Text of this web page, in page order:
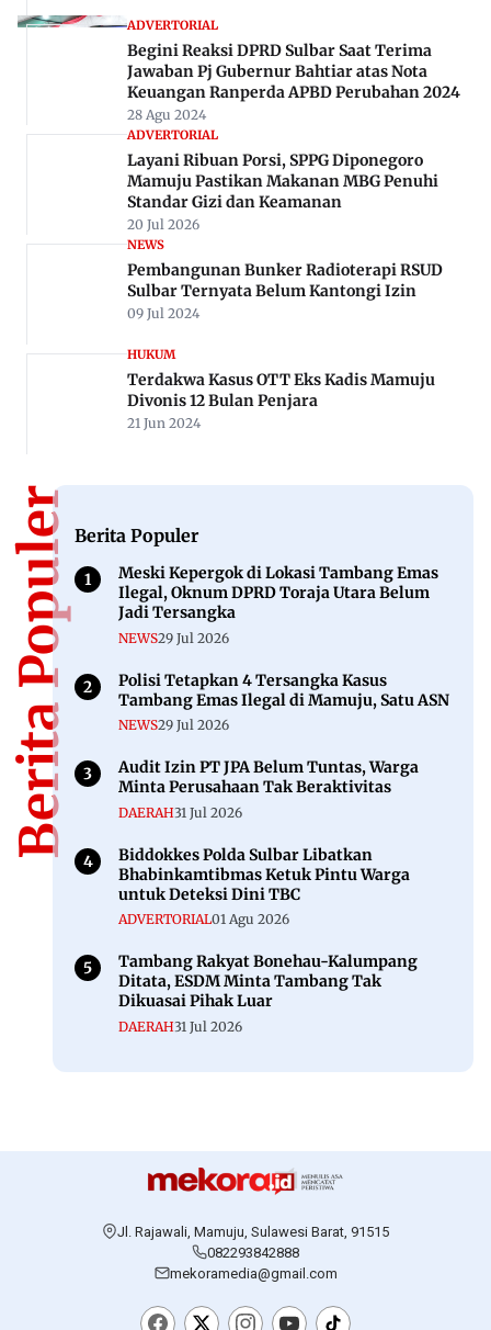
ADVERTORIAL
Begini Reaksi DPRD Sulbar Saat Terima
Jawaban Pj Gubernur Bahtiar atas Nota
Keuangan Ranperda APBD Perubahan 2024
28 Agu 2024
ADVERTORIAL
Layani Ribuan Porsi, SPPG Diponegoro
Mamuju Pastikan Makanan MBG Penuhi
Standar Gizi dan Keamanan
20 Jul 2026
NEWS
Pembangunan Bunker Radioterapi RSUD
Sulbar Ternyata Belum Kantongi Izin
09 Jul 2024
HUKUM
Terdakwa Kasus OTT Eks Kadis Mamuju
Divonis 12 Bulan Penjara
21 Jun 2024
Berita PopulerBerita Populer
Meski Kepergok di Lokasi Tambang Emas
Ilegal, Oknum DPRD Toraja Utara Belum
Jadi Tersangka
NEWS29 Jul 2026
Polisi Tetapkan 4 Tersangka Kasus
Tambang Emas Ilegal di Mamuju, Satu ASN
NEWS29 Jul 2026
Audit Izin PT JPA Belum Tuntas, Warga
Minta Perusahaan Tak Beraktivitas
DAERAH31 Jul 2026
Biddokkes Polda Sulbar Libatkan
Bhabinkamtibmas Ketuk Pintu Warga
untuk Deteksi Dini TBC
ADVERTORIAL01 Agu 2026
Tambang Rakyat Bonehau-Kalumpang
Ditata, ESDM Minta Tambang Tak
Dikuasai Pihak Luar
DAERAH31 Jul 2026
Jl. Rajawali, Mamuju, Sulawesi Barat, 91515
082293842888
mekoramedia@gmail.com